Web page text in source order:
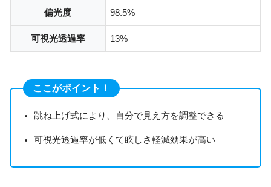
偏光度 98.5%
可視光透過率 13%
ここがポイント！
跳ね上げ式により、自分で見え方を調整できる
可視光透過率が低くて眩しさ軽減効果が高い